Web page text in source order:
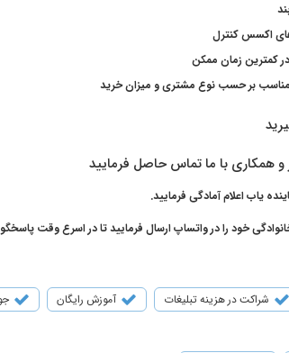
اکسس کنترل
کمترین زمان ممکن
مناسب بر حسب نوع مشتری و میزان خرید
همکاری با ما تماس حاصل فرمایید
یاب اعلام آمادگی فرمایید.
خود را در واتساپ ارسال فرمایید تا در اسرع وقت
شراکت در هزینه تبلیغات آموزش رایگان